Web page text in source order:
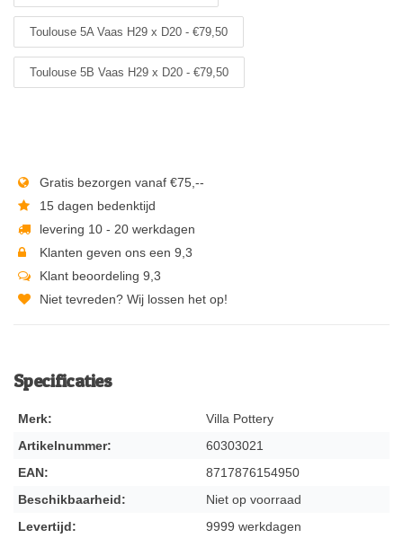
Toulouse 5A Vaas H29 x D20 - €79,50
Toulouse 5B Vaas H29 x D20 - €79,50
Gratis bezorgen vanaf €75,--
15 dagen bedenktijd
levering 10 - 20 werkdagen
Klanten geven ons een 9,3
Klant beoordeling 9,3
Niet tevreden? Wij lossen het op!
Specificaties
Merk:
Villa Pottery
Artikelnummer:
60303021
EAN:
8717876154950
Beschikbaarheid:
Niet op voorraad
Levertijd:
9999 werkdagen